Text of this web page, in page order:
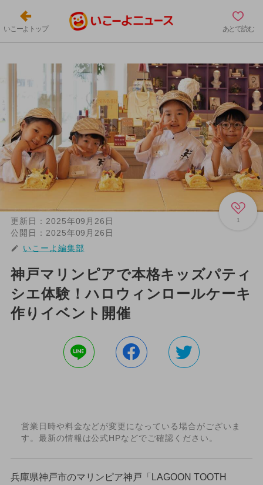
いこーよトップ あとで読む
1
更新日： 2025年09月26日
公開日： 2025年09月26日
いこーよ編集部
神戸マリンピアで本格キッズパティ
シエ体験！ハロウィンロールケーキ
作りイベント開催
営業日時や料金などが変更になっている場合がございま
す。最新の情報は公式HPなどでご確認ください。
兵庫県神戸市のマリンピア神戸「LAGOON TOOTH